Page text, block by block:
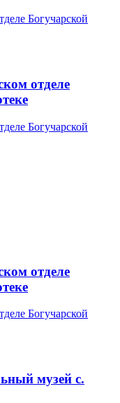
отделе
отделе
музей с.